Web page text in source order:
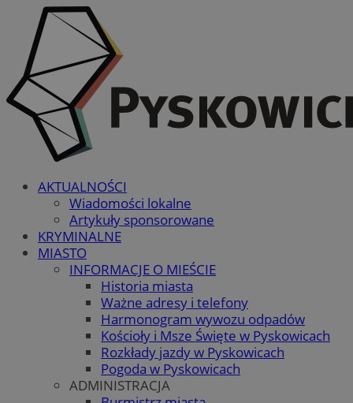
AKTUALNOŚCI
Wiadomości lokalne
Artykuły sponsorowane
KRYMINALNE
MIASTO
INFORMACJE O MIEŚCIE
Historia miasta
Ważne adresy i telefony
Harmonogram wywozu odpadów
Kościoły i Msze Święte w Pyskowicach
Rozkłady jazdy w Pyskowicach
Pogoda w Pyskowicach
ADMINISTRACJA